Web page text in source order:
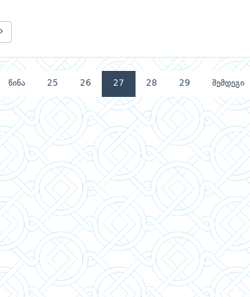
წინა 25 26 27 28 29 შემდეგი